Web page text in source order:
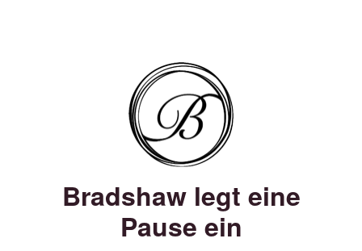
Bradshaw legt eine
Pause ein